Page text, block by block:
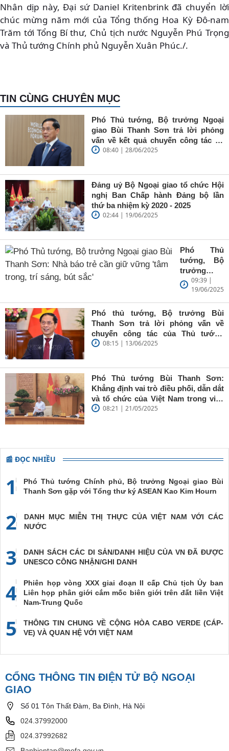
Nhân dịp này, Đại sứ Daniel Kritenbrink đã chuyển lời
chúc mừng năm mới của Tổng thống Hoa Kỳ Đô-nam
Trăm tới Tổng Bí thư, Chủ tịch nước Nguyễn Phú Trọng
và Thủ tướng Chính phủ Nguyễn Xuân Phúc./.
TIN CÙNG CHUYÊN MỤC
Phó Thủ tướng, Bộ trưởng Ngoại
giao Bùi Thanh Sơn trả lời phỏng
vấn về kết quả chuyến công tác tại
Trung Quốc của Thủ tướng Chính
08:40 | 28/06/2025
Đảng uỷ Bộ Ngoại giao tổ chức Hội
nghị Ban Chấp hành Đảng bộ lần
thứ ba nhiệm kỳ 2020 - 2025
02:44 | 19/06/2025
Phó Thủ
tướng, Bộ
trưởng
Ngoại giao
Bùi Thanh
Sơn: Nhà
báo trẻ cần
giữ vững
'tâm trong,
09:39 |
19/06/2025
Phó thủ tướng, Bộ trưởng Bùi
Thanh Sơn trả lời phỏng vấn về
chuyến công tác của Thủ tướng
Chính phủ đến Estonia, Pháp và
08:15 | 13/06/2025
Phó Thủ tướng Bùi Thanh Sơn:
Khẳng định vai trò điều phối, dẫn dắt
và tổ chức của Việt Nam trong việc
đề cao chủ nghĩa đa phương, đoàn
08:21 | 21/05/2025
📰 ĐỌC NHIỀU
1
Phó Thủ tướng Chính phủ, Bộ trưởng Ngoại giao Bùi
Thanh Sơn gặp với Tổng thư ký ASEAN Kao Kim Hourn
2
DANH MỤC MIỄN THỊ THỰC CỦA VIỆT NAM VỚI CÁC
NƯỚC
3
DANH SÁCH CÁC DI SẢN/DANH HIỆU CỦA VN ĐÃ ĐƯỢC
UNESCO CÔNG NHẬN/GHI DANH
4
Phiên họp vòng XXX giai đoạn II cấp Chủ tịch Ủy ban
Liên họp phân giới cắm mốc biên giới trên đất liền Việt
Nam-Trung Quốc
5
THÔNG TIN CHUNG VỀ CỘNG HÒA CABO VERDE (CÁP-
VE) VÀ QUAN HỆ VỚI VIỆT NAM
CỔNG THÔNG TIN ĐIỆN TỬ BỘ NGOẠI
GIAO
Số 01 Tôn Thất Đàm, Ba Đình, Hà Nội
024.37992000
024.37992682